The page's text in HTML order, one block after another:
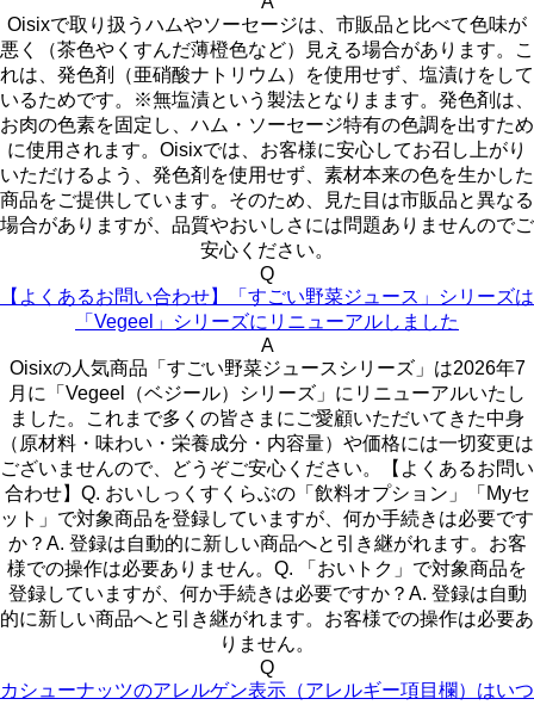
Oisixで取り扱うハムやソーセージは、市販品と比べて色味が
悪く（茶色やくすんだ薄橙色など）見える場合があります。こ
れは、発色剤（亜硝酸ナトリウム）を使用せず、塩漬けをして
いるためです。※無塩漬という製法となりまます。発色剤は、
お肉の色素を固定し、ハム・ソーセージ特有の色調を出すため
に使用されます。Oisixでは、お客様に安心してお召し上がり
いただけるよう、発色剤を使用せず、素材本来の色を生かした
商品をご提供しています。そのため、見た目は市販品と異なる
場合がありますが、品質やおいしさには問題ありませんのでご
安心ください。
Q
【よくあるお問い合わせ】「すごい野菜ジュース」シリーズは
「Vegeel」シリーズにリニューアルしました
A
Oisixの人気商品「すごい野菜ジュースシリーズ」は2026年7
月に「Vegeel（ベジール）シリーズ」にリニューアルいたし
ました。これまで多くの皆さまにご愛顧いただいてきた中身
（原材料・味わい・栄養成分・内容量）や価格には一切変更は
ございませんので、どうぞご安心ください。【よくあるお問い
合わせ】Q. おいしっくすくらぶの「飲料オプション」「Myセ
ット」で対象商品を登録していますが、何か手続きは必要です
か？A. 登録は自動的に新しい商品へと引き継がれます。お客
様での操作は必要ありません。Q. 「おいトク」で対象商品を
登録していますが、何か手続きは必要ですか？A. 登録は自動
的に新しい商品へと引き継がれます。お客様での操作は必要あ
りません。
Q
カシューナッツのアレルゲン表示（アレルギー項目欄）はいつ